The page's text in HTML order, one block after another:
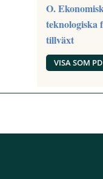
O.
teknologiska
tillväxt
VISA SOM